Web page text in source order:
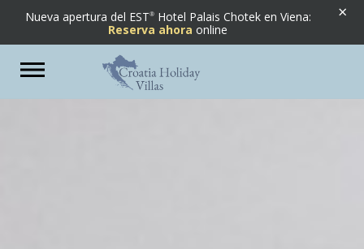
×
Nueva apertura del EST Hotel Palais Chotek en Viena:
Reserva ahora online
Toggle
navigation